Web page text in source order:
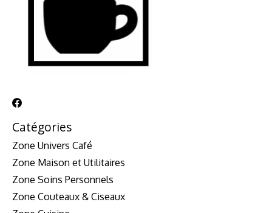
Catégories
Zone Univers Café
Zone Maison et Utilitaires
Zone Soins Personnels
Zone Couteaux & Ciseaux